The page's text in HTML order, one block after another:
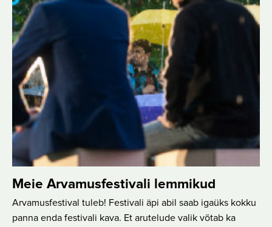
Meie Arvamusfestivali lemmikud
Arvamusfestival tuleb! Festivali äpi abil saab igaüks kokku
panna enda festivali kava. Et arutelude valik võtab ka